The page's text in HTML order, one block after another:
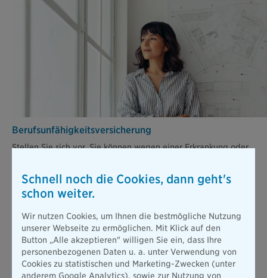
Alle Produkte
Berufsunfähigkeits­versicherung
Stellen Sie sich vor, Sie können wegen einer Erkrankung oder
Lebensstandard zu halten.
Schnell noch die Cookies, dann geht's
schon weiter.
Wir nutzen Cookies, um Ihnen die bestmögliche Nutzung
unserer Webseite zu ermöglichen. Mit Klick auf den
Button „Alle akzeptieren" willigen Sie ein, dass Ihre
personenbezogenen Daten u. a. unter Verwendung von
Cookies zu statistischen und Marketing-Zwecken (unter
anderem Google Analytics), sowie zur Nutzung von